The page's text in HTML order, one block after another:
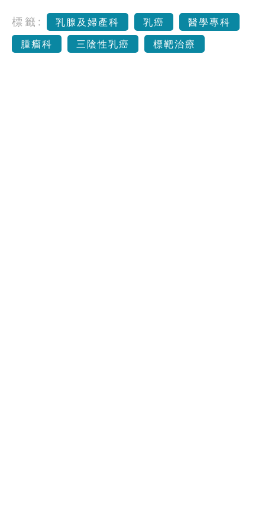
標籤: 乳腺及婦產科 乳癌
醫學專科
腫瘤科
三陰性乳癌 標靶治療